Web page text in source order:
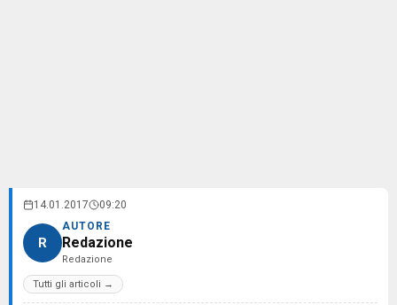
14.01.2017 09:20
R
AUTORE
Redazione
Redazione
Tutti gli articoli →